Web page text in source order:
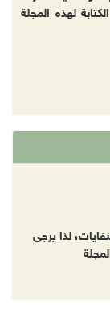
لهذه المجلة
لذا يرجى